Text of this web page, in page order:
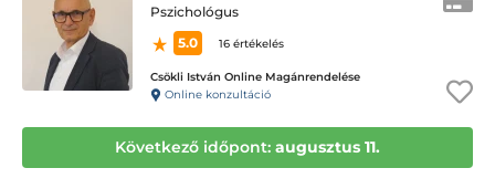
Pszichológus
5.0
16 értékelés
Csökli István Online Magánrendelése
Online konzultáció
Következő időpont: augusztus 11.